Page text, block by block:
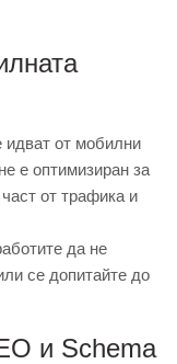
идват от мобилни
е оптимизиран за
от трафика и
да не
се допитайте до
и Schema